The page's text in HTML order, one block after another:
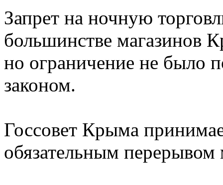
Запрет на ночную
большинстве магазинов
но ограничение не было
законом.
Госсовет Крыма
обязательным